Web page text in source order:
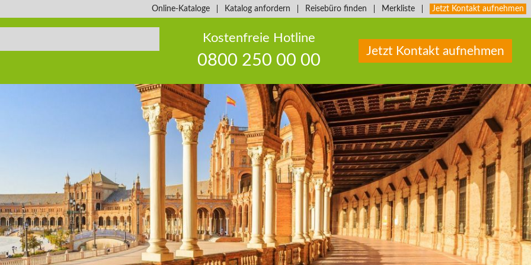
Online-Kataloge Katalog anfordern Reisebüro finden Merkliste Jetzt Kontakt aufnehmen
Kostenfreie Hotline
0800 250 00 00
Jetzt Kontakt aufnehmen